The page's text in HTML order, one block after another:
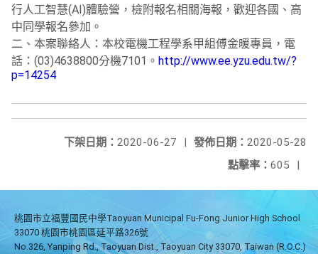
行人工智慧(AI)體驗營，檢附報名相關海報，歡迎各國、高
中同學報名參加。
二、本案聯絡人：本校電機工程學系甲組傅金暖專員，電
話：(03)4638800分機7101。 http://www.ee.yzu.edu.tw/?
p=14254
發佈日期： 2020-05-28
下架日期： 2020-06-27
|
點擊率： 605 |
桃園市立福豐國民中學Taoyuan Municipal Fu-Fong Junior High School
33070 桃園市桃園區延平路326號
No.326, Yanping Rd., Taoyuan Dist., Taoyuan City 33070, Taiwan (R.O.C.)